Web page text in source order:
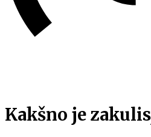
Kakšno je